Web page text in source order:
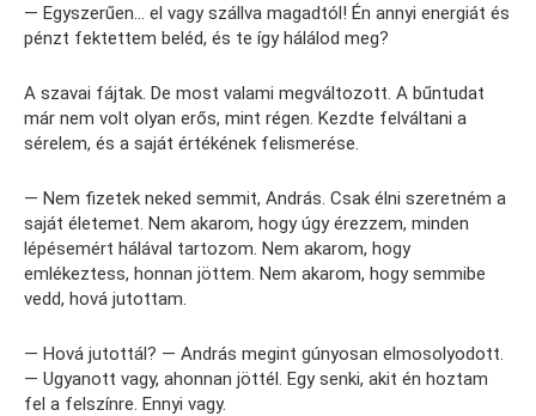
— Egyszerűen… el vagy szállva magadtól! Én annyi energiát és
pénzt fektettem beléd, és te így hálálod meg?
A szavai fájtak. De most valami megváltozott. A bűntudat
már nem volt olyan erős, mint régen. Kezdte felváltani a
sérelem, és a saját értékének felismerése.
— Nem fizetek neked semmit, András. Csak élni szeretném a
saját életemet. Nem akarom, hogy úgy érezzem, minden
lépésemért hálával tartozom. Nem akarom, hogy
emlékeztess, honnan jöttem. Nem akarom, hogy semmibe
vedd, hová jutottam.
— Hová jutottál? — András megint gúnyosan elmosolyodott.
— Ugyanott vagy, ahonnan jöttél. Egy senki, akit én hoztam
fel a felszínre. Ennyi vagy.